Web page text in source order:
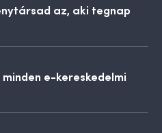
az, aki tegnap
e-kereskedelmi